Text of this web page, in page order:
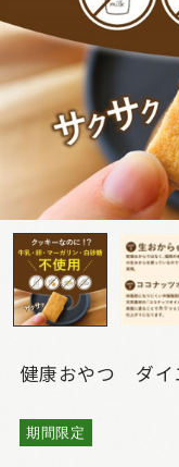
健康おやつ ダイ
期間限定